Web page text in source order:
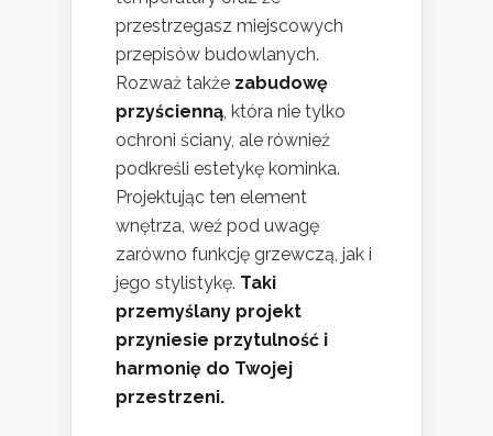
przestrzegasz miejscowych
przepisów budowlanych.
Rozważ także zabudowę
przyścienną , która nie tylko
ochroni ściany, ale również
podkreśli estetykę kominka.
Projektując ten element
wnętrza, weź pod uwagę
zarówno funkcję grzewczą, jak i
jego stylistykę. Taki
przemyślany projekt
przyniesie przytulność i
harmonię do Twojej
przestrzeni.